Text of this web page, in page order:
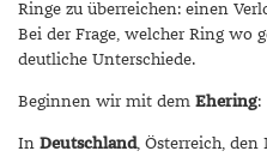
Ringe zu überreichen: einen
Bei der Frage, welcher Ring wo
deutliche Unterschiede.
Beginnen wir mit dem Ehering:
In Deutschland, Österreich, den